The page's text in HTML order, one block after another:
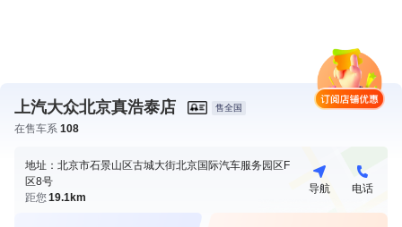
上汽大众北京真浩泰店 售全国
在售车系 108
地址：北京市石景山区古城大街北京国际汽车服务园区F
区8号
距您19.1km
导航 电话